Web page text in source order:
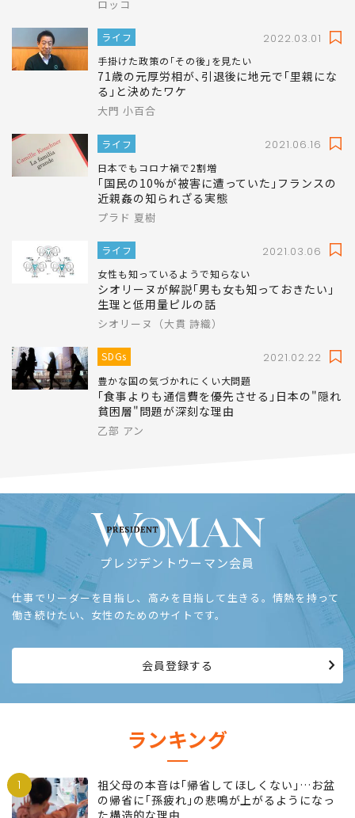
ロッコ
ライフ 2022.03.01
手掛けた政策の｢その後｣を見たい
71歳の元厚労相が､引退後に地元で｢里親にな
る｣と決めたワケ
大門 小百合
ライフ 2021.06.16
日本でもコロナ禍で2割増
｢国民の10%が被害に遭っていた｣フランスの
近親姦の知られざる実態
プラド 夏樹
ライフ 2021.03.06
女性も知っているようで知らない
シオリーヌが解説｢男も女も知っておきたい｣
生理と低用量ピルの話
シオリーヌ（大貫 詩織）
SDGs 2021.02.22
豊かな国の気づかれにくい大問題
｢食事よりも通信費を優先させる｣日本の"隠れ
貧困層"問題が深刻な理由
乙部 アン
プレジデントウーマン会員
仕事でリーダーを目指し、高みを目指して生きる。情熱を持って
働き続けたい、女性のためのサイトです。
会員登録する
ランキング
1
祖父母の本音は｢帰省してほしくない｣…お盆
の帰省に｢孫疲れ｣の悲鳴が上がるようになっ
た構造的な理由